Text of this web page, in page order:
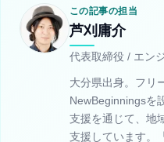
この記事の担当
芦刈庸介
代表取締役 / エン
大分県出身。フリ
NewBeginningsを
支援を通じて、地
支援しています。